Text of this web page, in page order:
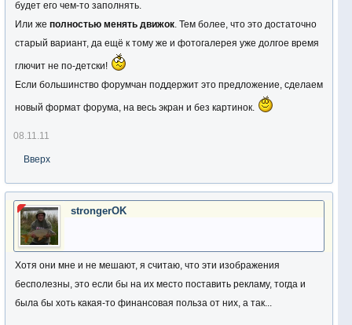
будет его чем-то заполнять.
Или же полностью менять движок. Тем более, что это достаточно
старый вариант, да ещё к тому же и фотогалерея уже долгое время
глючит не по-детски!
Если большинство форумчан поддержит это предложение, сделаем
новый формат форума, на весь экран и без картинок.
08.11.11
Вверх
strongerOK
Хотя они мне и не мешают, я считаю, что эти изображения
бесполезны, это если бы на их место поставить рекламу, тогда и
была бы хоть какая-то финансовая польза от них, а так...